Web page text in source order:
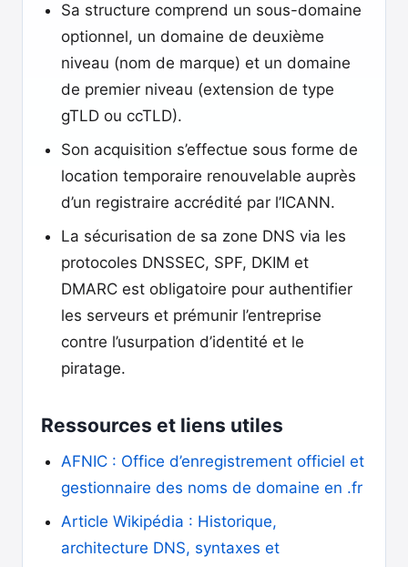
Sa structure comprend un sous-domaine
optionnel, un domaine de deuxième
niveau (nom de marque) et un domaine
de premier niveau (extension de type
gTLD ou ccTLD).
Son acquisition s’effectue sous forme de
location temporaire renouvelable auprès
d’un registraire accrédité par l’ICANN.
La sécurisation de sa zone DNS via les
protocoles DNSSEC, SPF, DKIM et
DMARC est obligatoire pour authentifier
les serveurs et prémunir l’entreprise
contre l’usurpation d’identité et le
piratage.
Ressources et liens utiles
AFNIC : Office d’enregistrement officiel et
gestionnaire des noms de domaine en .fr
Article Wikipédia : Historique,
architecture DNS, syntaxes et